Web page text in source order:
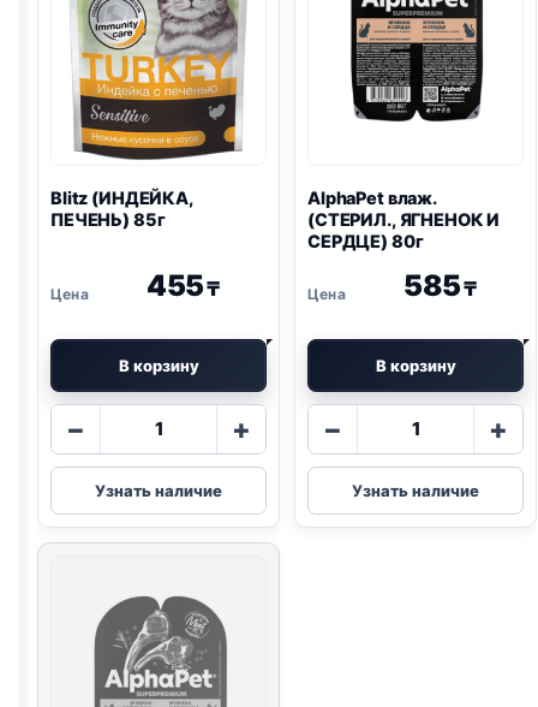
Blitz (ИНДЕЙКА,
ПЕЧЕНЬ) 85г
455₸
В корзину
−
Количество
Blitz
(ИНДЕЙКА,
ПЕЧЕНЬ)
+
Узнать наличие
AlphaPet влаж.
(СТЕРИЛ., ЯГНЕНОК И
СЕРДЦЕ) 80г
585₸
В корзину
−
Количество
AlphaPet
влаж.
(СТЕРИЛ.,
+
Узнать наличие